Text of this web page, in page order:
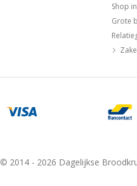
Shop
Grote
© 2014 - 2026 Dagelijkse